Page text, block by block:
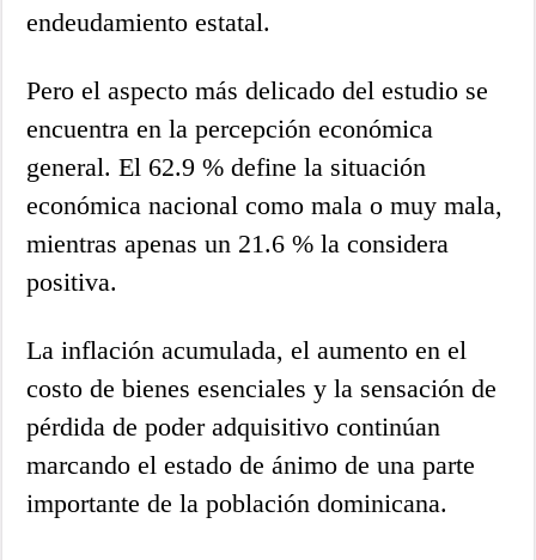
endeudamiento estatal.
Pero el aspecto más delicado del estudio se
encuentra en la percepción económica
general. El 62.9 % define la situación
económica nacional como mala o muy mala,
mientras apenas un 21.6 % la considera
positiva.
La inflación acumulada, el aumento en el
costo de bienes esenciales y la sensación de
pérdida de poder adquisitivo continúan
marcando el estado de ánimo de una parte
importante de la población dominicana.